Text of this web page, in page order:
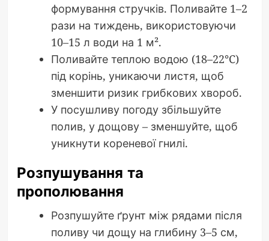
формування стручків. Поливайте 1–2
рази на тиждень, використовуючи
10–15 л води на 1 м².
Поливайте теплою водою (18–22°C)
під корінь, уникаючи листя, щоб
зменшити ризик грибкових хвороб.
У посушливу погоду збільшуйте
полив, у дощову – зменшуйте, щоб
уникнути кореневої гнилі.
Розпушування та
прополювання
Розпушуйте ґрунт між рядами після
поливу чи дощу на глибину 3–5 см,